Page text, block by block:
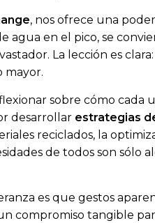
, nos ofrece una
agua en el pico, se
La lección es
mayor.
sobre cómo cada
desarrollar estrategias
reciclados, la
de todos son
es que gestos
compromiso tangible